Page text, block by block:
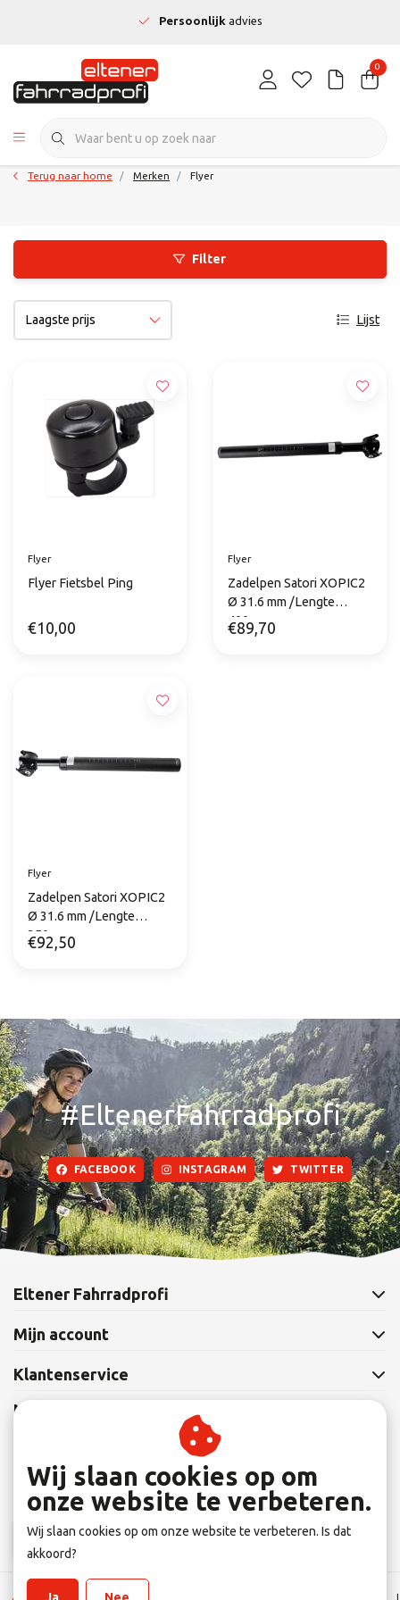
Persoonlijkadvies
0
Terug naar home Merken Flyer
Filter
Lijst
Flyer
Flyer Fietsbel Ping
€10,00
Flyer
Zadelpen Satori XOPIC2
Ø 31.6 mm /Lengte
400mm
€89,70
Flyer
Zadelpen Satori XOPIC2
Ø 31.6 mm /Lengte
350mm
€92,50
#EltenerFahrradprofi
FACEBOOK INSTAGRAM TWITTER
Eltener Fahrradprofi
Mijn account
Klantenservice
Nieuwsbrief
Abonneer je op onze nieuwsbrief om op de hoogte te blijven.
Abonneer
Wij slaan cookies op om
onze website te verbeteren.
Wij slaan cookies op om onze website te verbeteren. Is dat
akkoord?